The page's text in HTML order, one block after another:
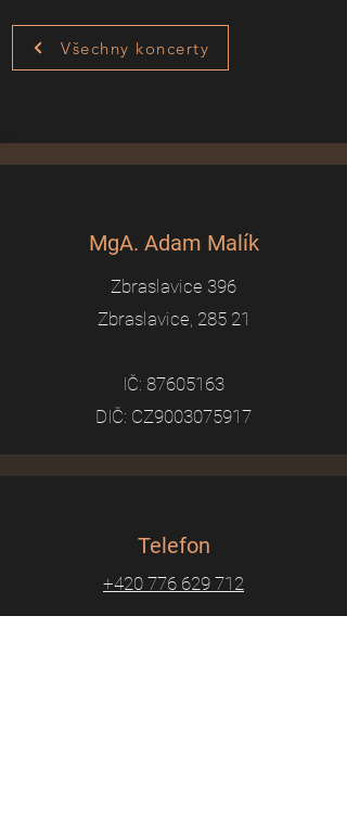
Všechny koncerty
MgA. Adam Malík
Zbraslavice 396
Zbraslavice, 285 21
IČ: 87605163
DIČ: CZ9003075917
Telefon
+420 776 629 712